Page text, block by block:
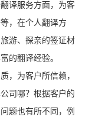
译服务方面，为客
，在个人翻译方
游、探亲的签证材
的翻译经验。
，为客户所信赖，
司哪？根据客户的
题也有所不同，例